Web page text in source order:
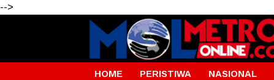
-->
HOME PERISTIWA NASIONAL